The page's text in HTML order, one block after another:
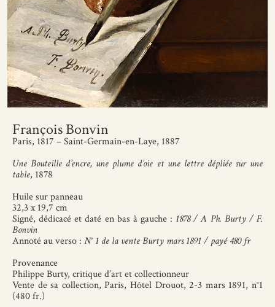
François Bonvin
Paris, 1817 – Saint-Germain-en-Laye, 1887
Une Bouteille d’encre, une plume d’oie et une lettre dépliée sur une
table, 1878
Huile sur panneau
32,3 x 19,7 cm
Signé, dédicacé et daté en bas à gauche : 1878 / A Ph. Burty / F.
Bonvin
Annoté au verso : N° 1 de la vente Burty mars 1891 / payé 480 fr
Provenance
Philippe Burty, critique d’art et collectionneur
Vente de sa collection, Paris, Hôtel Drouot, 2-3 mars 1891, n°1
(480 fr.)